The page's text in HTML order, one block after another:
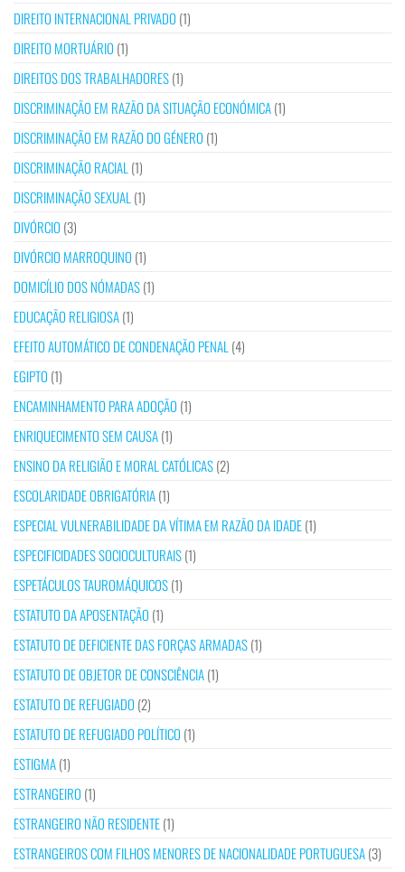
DIREITO INTERNACIONAL PRIVADO (1)
DIREITO MORTUÁRIO (1)
DIREITOS DOS TRABALHADORES(1)
DISCRIMINAÇÃO EM RAZÃO DA SITUAÇÃO ECONÓMICA(1)
DISCRIMINAÇÃO EM RAZÃO DO GÉNERO (1)
DISCRIMINAÇÃO RACIAL (1)
DISCRIMINAÇÃO SEXUAL (1)
DIVÓRCIO (3)
DIVÓRCIO MARROQUINO (1)
DOMICÍLIO DOS NÓMADAS(1)
EDUCAÇÃO RELIGIOSA(1)
EFEITO AUTOMÁTICO DE CONDENAÇÃO PENAL (4)
EGIPTO (1)
ENCAMINHAMENTO PARA ADOÇÃO (1)
ENRIQUECIMENTO SEM CAUSA(1)
ENSINO DA RELIGIÃO E MORAL CATÓLICAS(2)
ESCOLARIDADE OBRIGATÓRIA(1)
ESPECIAL VULNERABILIDADE DA VÍTIMA EM RAZÃO DA IDADE(1)
ESPECIFICIDADES SOCIOCULTURAIS(1)
ESPETÁCULOS TAUROMÁQUICOS(1)
ESTATUTO DA APOSENTAÇÃO (1)
ESTATUTO DE DEFICIENTE DAS FORÇAS ARMADAS(1)
ESTATUTO DE OBJETOR DE CONSCIÊNCIA(1)
ESTATUTO DE REFUGIADO (2)
ESTATUTO DE REFUGIADO POLÍTICO (1)
ESTIGMA(1)
ESTRANGEIRO (1)
ESTRANGEIRO NÃO RESIDENTE(1)
ESTRANGEIROS COM FILHOS MENORES DE NACIONALIDADE PORTUGUESA(3)